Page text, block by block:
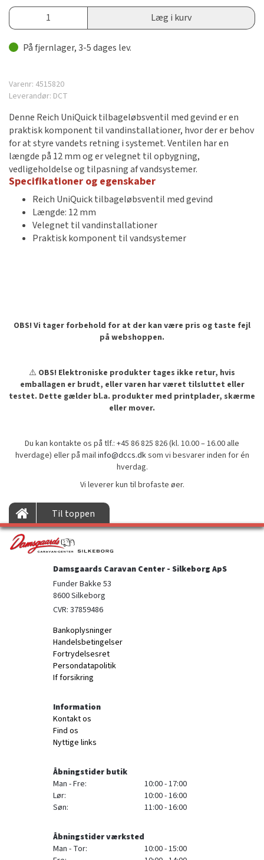
Læg i kurv
På fjernlager, 3-5 dages lev.
Varenr: 4515820
Leverandør: DCT
Denne Reich UniQuick tilbageløbsventil med gevind er en
praktisk komponent til vandinstallationer, hvor der er behov
for at styre vandets retning i systemet. Ventilen har en
længde på 12 mm og er velegnet til opbygning,
vedligeholdelse og tilpasning af vandsystemer.
Specifikationer og egenskaber
Reich UniQuick tilbageløbsventil med gevind
Længde: 12 mm
Velegnet til vandinstallationer
Praktisk komponent til vandsystemer
OBS! Vi tager forbehold for at der kan være pris og taste fejl
på webshoppen.
⚠️ OBS! Elektroniske produkter tages ikke retur, hvis
emballagen er brudt, eller varen har været tilsluttet eller
testet. Dette gælder bl.a. produkter med printplader, skærme
eller mover.
Du kan kontakte os på tlf.: +45 86 825 826 (kl. 10.00 – 16.00 alle
hverdage) eller på mailinfo@dccs.dksom vi besvarer inden for én
hverdag.
Vi leverer kun til brofaste øer.
Til toppen
Damsgaards Caravan Center - Silkeborg ApS
Funder Bakke 53
8600 Silkeborg
CVR: 37859486
Bankoplysninger
Handelsbetingelser
Fortrydelsesret
Persondatapolitik
If forsikring
Information
Kontakt os
Find os
Nyttige links
Åbningstider butik
Man - Fre:
10:00 - 17:00
Lør:
10:00 - 16:00
Søn:
11:00 - 16:00
Åbningstider værksted
Man - Tor:
10:00 - 15:00